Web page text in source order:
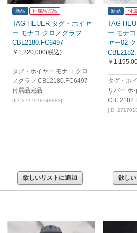
新品 付属品完品
TAG HEUER タグ・ホイヤ
ー モナコ クロノグラフ
CBL2180.FC6497
￥1,220,000(税込)
タグ・ホイヤー モナコ クロ
ノグラフ CBL2180.FC6497
付属品完品
[ID: 2717018748883]
欲しいリストに追加
新品 付
TAG
ー モナ
ヤー02
￥
タグ・ホ
リバー ホ
[ID:
欲し